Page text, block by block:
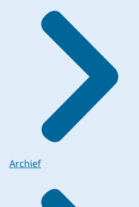
Archief